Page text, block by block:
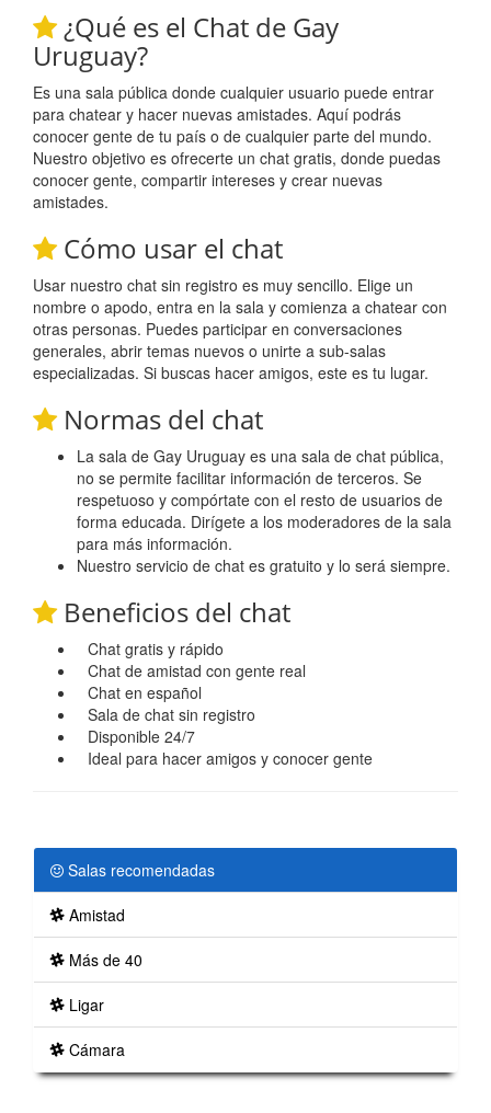
¿Qué es el Chat de Gay
Uruguay?
Es una sala pública donde cualquier usuario puede entrar
para chatear y hacer nuevas amistades. Aquí podrás
conocer gente de tu país o de cualquier parte del mundo.
Nuestro objetivo es ofrecerte un chat gratis, donde puedas
conocer gente, compartir intereses y crear nuevas
amistades.
Cómo usar el chat
Usar nuestro chat sin registro es muy sencillo. Elige un
nombre o apodo, entra en la sala y comienza a chatear con
otras personas. Puedes participar en conversaciones
generales, abrir temas nuevos o unirte a sub-salas
especializadas. Si buscas hacer amigos, este es tu lugar.
Normas del chat
La sala de Gay Uruguay es una sala de chat pública,
no se permite facilitar información de terceros. Se
respetuoso y compórtate con el resto de usuarios de
forma educada. Dirígete a los moderadores de la sala
para más información.
Nuestro servicio de chat es gratuito y lo será siempre.
Beneficios del chat
Chat gratis y rápido
Chat de amistad con gente real
Chat en español
Sala de chat sin registro
Disponible 24/7
Ideal para hacer amigos y conocer gente
Salas recomendadas
Amistad
Más de 40
Ligar
Cámara